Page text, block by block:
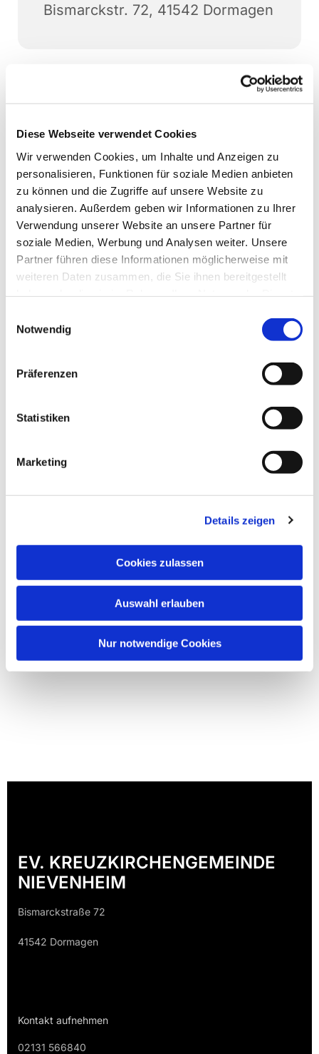
Diese Webseite verwendet Cookies
Wir verwenden Cookies, um Inhalte und Anzeigen zu
personalisieren, Funktionen für soziale Medien anbieten
zu können und die Zugriffe auf unsere Website zu
analysieren. Außerdem geben wir Informationen zu Ihrer
Verwendung unserer Website an unsere Partner für
soziale Medien, Werbung und Analysen weiter. Unsere
Partner führen diese Informationen möglicherweise mit
weiteren Daten zusammen, die Sie ihnen bereitgestellt
Notwendig
Präferenzen
Statistiken
Marketing
Details zeigen
Cookies zulassen
Auswahl erlauben
Nur notwendige Cookies
Bismarckstr. 72, 41542 Dormagen
Dies könnte Sie auch
EV. KREUZKIRCHENGEMEINDE
NIEVENHEIM
Bismarckstraße 72
41542 Dormagen
Kontakt aufnehmen
02131 566840